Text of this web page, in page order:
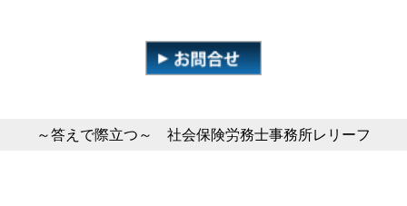
～答えで際立つ～ 社会保険労務士事務所レリーフ